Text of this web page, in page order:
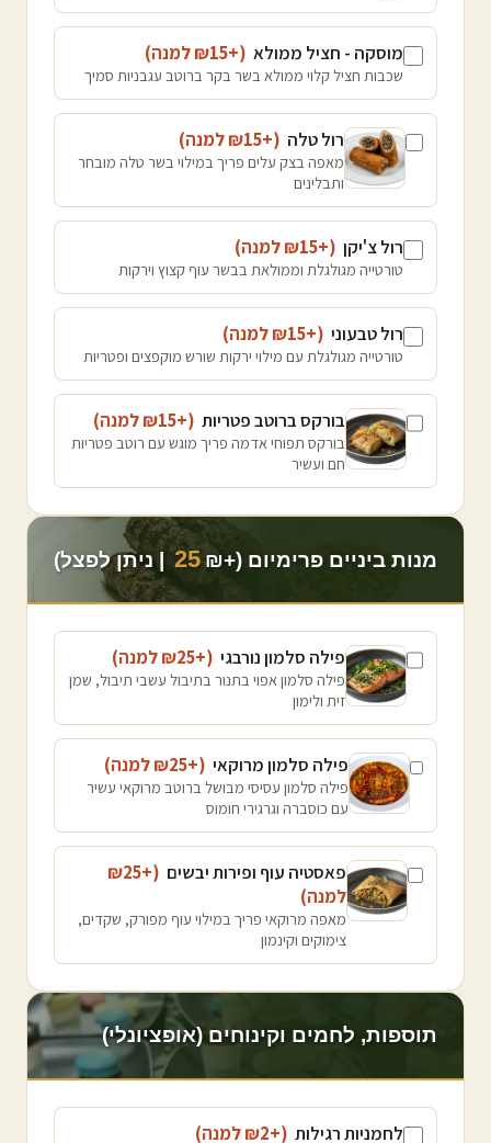
מוסקה - חציל ממולא (+₪
15 למנה)
שכבות חציל קלוי ממולא בשר בקר ברוטב עגבניות סמיך
רול טלה (+₪
15 למנה)
מאפה בצק עלים פריך במילוי בשר טלה מובחר
ותבלינים
רול צ'יקן (+₪
15 למנה)
טורטייה מגולגלת וממולאת בבשר עוף קצוץ וירקות
רול טבעוני (+₪
15 למנה)
טורטייה מגולגלת עם מילוי ירקות שורש מוקפצים ופטריות
בורקס ברוטב פטריות (+₪
15 למנה)
בורקס תפוחי אדמה פריך מוגש עם רוטב פטריות
חם ועשיר
מנות ביניים פרימיום (+₪ 25 | ניתן לפצל)
פילה סלמון נורבגי (+₪
25 למנה)
פילה סלמון אפוי בתנור בתיבול עשבי תיבול, שמן
זית ולימון
פילה סלמון מרוקאי (+₪
25 למנה)
פילה סלמון עסיסי מבושל ברוטב מרוקאי עשיר
עם כוסברה וגרגירי חומוס
פאסטיה עוף ופירות יבשים (+₪
25
למנה)
מאפה מרוקאי פריך במילוי עוף מפורק, שקדים,
צימוקים וקינמון
תוספות, לחמים וקינוחים (אופציונלי)
לחמניות רגילות (+₪
2 למנה)